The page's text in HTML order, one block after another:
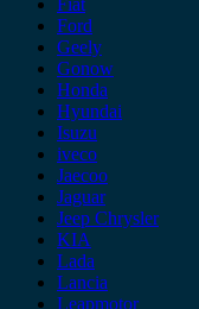
Ford
Geely
Gonow
Honda
Hyundai
Isuzu
iveco
Jaecoo
Jaguar
Jeep Chrysler
KIA
Lada
Lancia
Leapmotor